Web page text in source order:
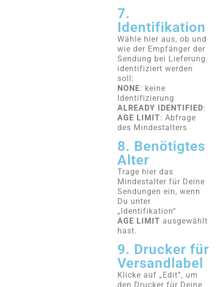
7.
Identifikation
Wähle hier aus, ob und
wie der Empfänger der
Sendung bei Lieferung
identifiziert werden
soll:
NONE: keine
Identifizierung
ALREADY IDENTIFIED:
AGE LIMIT: Abfrage
des Mindestalters
8. Benötigtes
Alter
Trage hier das
Mindestalter für Deine
Sendungen ein, wenn
Du unter
„Identifikation“
AGE LIMIT ausgewählt
hast.
9. Drucker für
Versandlabel
Klicke auf „Edit“, um
den Drucker für Deine